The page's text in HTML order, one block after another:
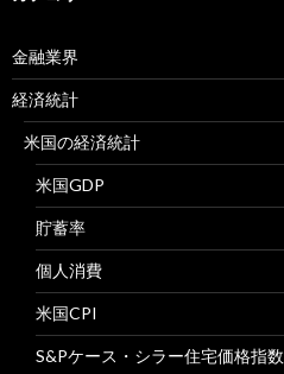
金融業界
経済統計
米国の経済統計
米国GDP
貯蓄率
個人消費
米国CPI
S&Pケース・シラー住宅価格指数